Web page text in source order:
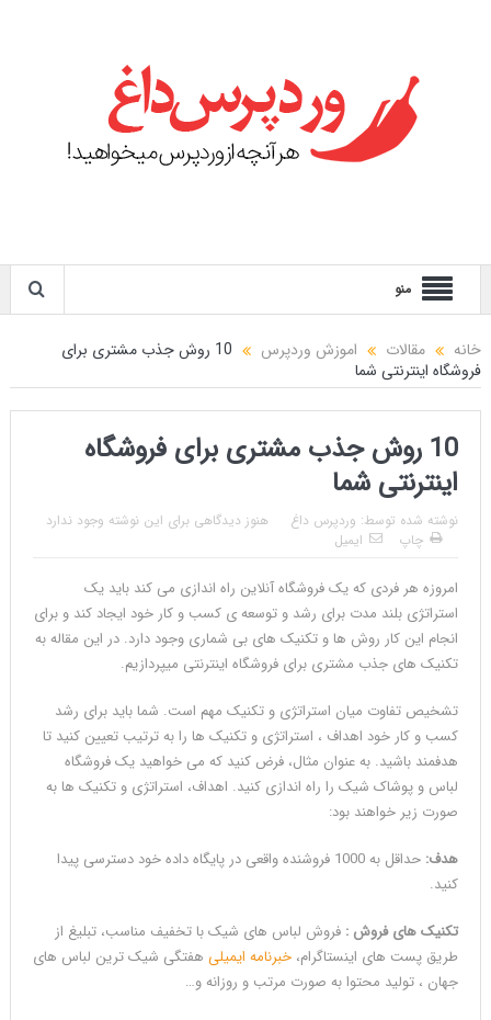
منو
خانه مقالات اموزش وردپرس
10 روش جذب مشتری برای
فروشگاه اینترنتی شما
10 روش جذب مشتری برای فروشگاه
اینترنتی شما
نوشته شده توسط: وردپرس داغ
هنوز دیدگاهی برای این نوشته وجود ندارد
چاپ
ایمیل
امروزه هر فردی که یک فروشگاه آنلاین راه اندازی می کند باید یک
استراتژی بلند مدت برای رشد و توسعه ی کسب و کار خود ایجاد کند و برای
انجام این کار روش ها و تکنیک های بی شماری وجود دارد. در این مقاله به
تکنیک های جذب مشتری برای فروشگاه اینترنتی میپردازیم.
تشخیص تفاوت میان استراتژی و تکنیک مهم است. شما باید برای رشد
کسب و کار خود اهداف ، استراتژی و تکنیک ها را به ترتیب تعیین کنید تا
هدفمند باشید. به عنوان مثال، فرض کنید که می خواهید یک فروشگاه
لباس و پوشاک شیک را راه اندازی کنید. اهداف، استراتژی و تکنیک ها به
صورت زیر خواهند بود:
هدف:
حداقل به 1000 فروشنده واقعی در پایگاه داده خود دسترسی پیدا
کنید.
تکنیک های فروش : فروش لباس های شیک با تخفیف مناسب، تبلیغ از
طریق پست های اینستاگرام، خبرنامه ایمیلیهفتگی شیک ترین لباس های
جهان ، تولید محتوا به صورت مرتب و روزانه و…